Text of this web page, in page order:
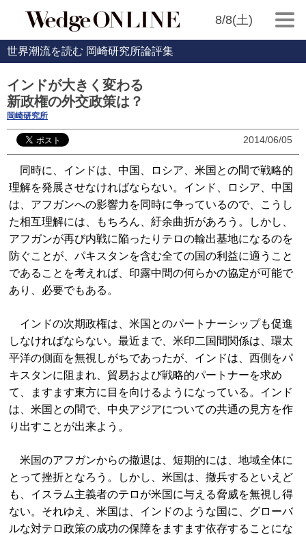
8/8(土)
世界潮流を読む 岡崎研究所論評集
インドが大きく変わる
新政権の外交政策は？
岡崎研究所
2014/06/05
同時に、インドは、中国、ロシア、米国との間で戦略的
理解を発展させなければならない。インド、ロシア、中国
は、アフガンへの影響力を同時に争っているので、こうし
た相互理解には、もちろん、紆余曲折があろう。しかし、
アフガンが再び内戦に陥ったりテロの輸出基地になるのを
防ぐことが、パキスタンを含む全ての国の利益に適うこと
であることを考えれば、印露中間の何らかの協定が可能で
あり、必要でもある。
インドの次期政権は、米国とのパートナーシップも促進
しなければならない。最近まで、米印二国間関係は、環太
平洋の側面を無視しがちであったが、インドは、西側をパ
キスタンに阻まれ、貿易および戦略的パートナーを求め
て、ますます東方に目を向けるようになっている。インド
は、米国との間で、中央アジアについての共通の見方を作
り出すことが出来よう。
米国のアフガンからの撤退は、短期的には、地域全体に
とって挫折となろう。しかし、米国は、撤兵するといえど
も、イスラム主義者のテロが米国に与える脅威を無視し得
ない。それゆえ、米国は、インドのような国に、グローバ
ルな対テロ政策の成功の保障をますます依存することにな